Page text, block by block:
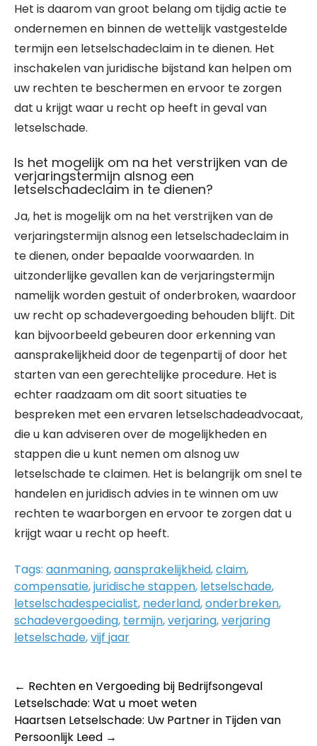
Het is daarom van groot belang om tijdig actie te
ondernemen en binnen de wettelijk vastgestelde
termijn een letselschadeclaim in te dienen. Het
inschakelen van juridische bijstand kan helpen om
uw rechten te beschermen en ervoor te zorgen
dat u krijgt waar u recht op heeft in geval van
letselschade.
Is het mogelijk om na het verstrijken van de
verjaringstermijn alsnog een
letselschadeclaim in te dienen?
Ja, het is mogelijk om na het verstrijken van de
verjaringstermijn alsnog een letselschadeclaim in
te dienen, onder bepaalde voorwaarden. In
uitzonderlijke gevallen kan de verjaringstermijn
namelijk worden gestuit of onderbroken, waardoor
uw recht op schadevergoeding behouden blijft. Dit
kan bijvoorbeeld gebeuren door erkenning van
aansprakelijkheid door de tegenpartij of door het
starten van een gerechtelijke procedure. Het is
echter raadzaam om dit soort situaties te
bespreken met een ervaren letselschadeadvocaat,
die u kan adviseren over de mogelijkheden en
stappen die u kunt nemen om alsnog uw
letselschade te claimen. Het is belangrijk om snel te
handelen en juridisch advies in te winnen om uw
rechten te waarborgen en ervoor te zorgen dat u
krijgt waar u recht op heeft.
Tags: aanmaning,aansprakelijkheid,claim,
compensatie,juridische stappen, letselschade,
letselschadespecialist, nederland,onderbreken,
schadevergoeding, termijn,verjaring,verjaring
letselschade,vijf jaar
Post
navigation
← Rechten en Vergoeding bij Bedrijfsongeval
Letselschade: Wat u moet weten
Haartsen Letselschade: Uw Partner in Tijden van
Persoonlijk Leed →